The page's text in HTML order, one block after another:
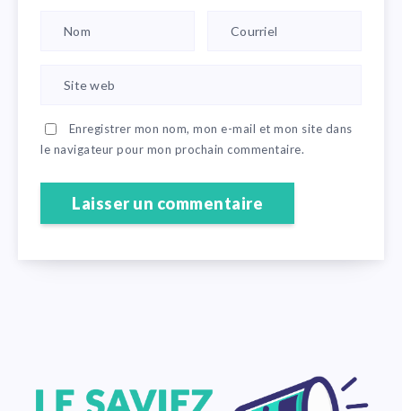
Enregistrer mon nom, mon e-mail et mon site dans
le navigateur pour mon prochain commentaire.